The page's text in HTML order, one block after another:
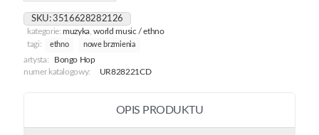
2
SKU:3516628282126
kategorie:muzyka,world music / ethno
tagi:
ethno nowe brzmienia
artysta:
Bongo Hop
numer katalogowy:
UR828221CD
OPIS PRODUKTU